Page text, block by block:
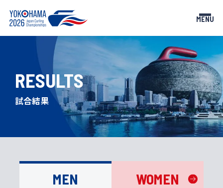
MENU
TOP
トップページ
NEWS
お知らせ
SCHEDULE
スケジュール
試合結果 観戦ガイド
TICKETS PARTNERS
RESULTS
試合結果
MEN WOMEN